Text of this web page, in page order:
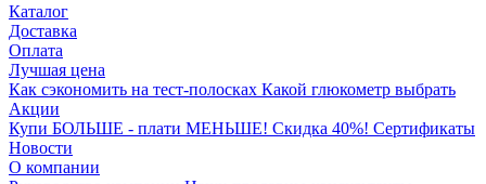
Каталог
Доставка
Оплата
Лучшая цена
Как сэкономить на тест-полосках Какой глюкометр выбрать
Акции
Купи БОЛЬШЕ - плати МЕНЬШЕ! Скидка 40%! Сертификаты
Новости
О компании